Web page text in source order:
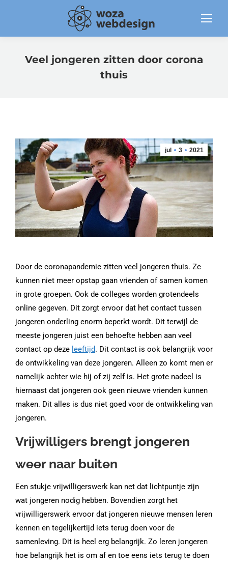
Veel jongeren zitten door corona
thuis
jul 3 2021
Door de coronapandemie zitten veel jongeren thuis. Ze
kunnen niet meer opstap gaan vrienden of samen komen
in grote groepen. Ook de colleges worden grotendeels
online gegeven. Dit zorgt ervoor dat het contact tussen
jongeren onderling enorm beperkt wordt. Dit terwijl de
meeste jongeren juist een behoefte hebben aan veel
contact op deze leeftijd. Dit contact is ook belangrijk voor
de ontwikkeling van deze jongeren. Alleen zo komt men er
namelijk achter wie hij of zij zelf is. Het grote nadeel is
hiernaast dat jongeren ook geen nieuwe vrienden kunnen
maken. Dit alles is dus niet goed voor de ontwikkeling van
jongeren.
Vrijwilligers brengt jongeren
weer naar buiten
Een stukje vrijwilligerswerk kan net dat lichtpuntje zijn
wat jongeren nodig hebben. Bovendien zorgt het
vrijwilligerswerk ervoor dat jongeren nieuwe mensen leren
kennen en tegelijkertijd iets terug doen voor de
samenleving. Dit is heel erg belangrijk. Zo leren jongeren
hoe belangrijk het is om af en toe eens iets terug te doen